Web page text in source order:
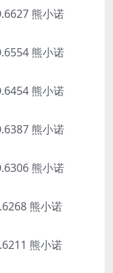
熊小诺
熊小诺
熊小诺
熊小诺
熊小诺
熊小诺
熊小诺